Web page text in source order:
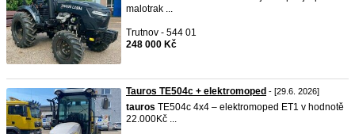
malotrak ...
Trutnov - 544 01
248 000 Kč
Tauros TE504c + elektromoped - [29.6. 2026]
tauros TE504c 4x4 – elektromoped ET1 v hodnotě
22.000Kč ...